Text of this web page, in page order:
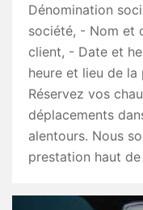
Dénomination
société, - Nom et
client, - Date et
heure et lieu de
Réservez vos
déplacements
alentours. Nous
prestation haut de